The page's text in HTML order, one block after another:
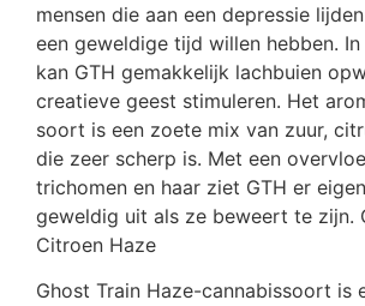
mensen die aan een depressie
een geweldige tijd willen hebben.
kan GTH gemakkelijk lachbuien
creatieve geest stimuleren. Het
soort is een zoete mix van zuur,
die zeer scherp is. Met een
trichomen en haar ziet GTH er
geweldig uit als ze beweert te zijn.
Citroen Haze
Ghost Train Haze-cannabissoort is